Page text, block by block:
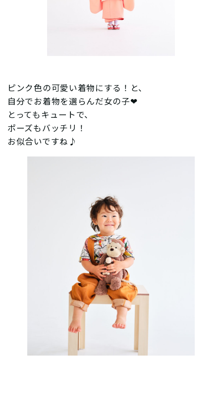
ピンク色の可愛い着物にする！と、
自分でお着物を選らんだ女の子❤︎
とってもキュートで、
ポーズもバッチリ！
お似合いですね♪